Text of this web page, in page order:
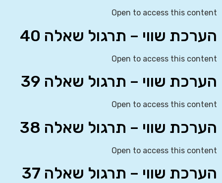
Open to access this content
הערכת שווי – תרגול שאלה 40
Open to access this content
הערכת שווי – תרגול שאלה 39
Open to access this content
הערכת שווי – תרגול שאלה 38
Open to access this content
הערכת שווי – תרגול שאלה 37